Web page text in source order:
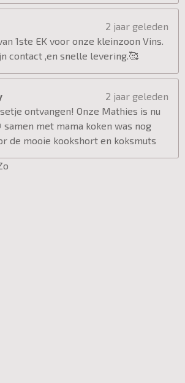
2 jaar geleden
1ste EK voor onze kleinzoon Vins.
contact ,en snelle levering.🥰
2 jaar geleden
ontvangen! Onze Mathies is nu
samen met mama koken was nog
de mooie kookshort en koksmuts